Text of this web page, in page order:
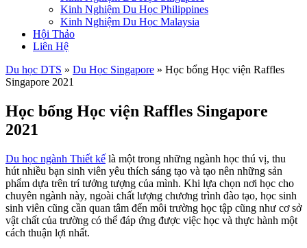
Kinh Nghiệm Du Học Philippines
Kinh Nghiệm Du Học Malaysia
Hội Thảo
Liên Hệ
Du học DTS » Du Học Singapore » Học bổng Học viện Raffles
Singapore 2021
Học bổng Học viện Raffles Singapore
2021
Du học ngành Thiết kế là một trong những ngành học thú vị, thu
hút nhiều bạn sinh viên yêu thích sáng tạo và tạo nên những sản
phẩm dựa trên trí tưởng tượng của mình. Khi lựa chọn nơi học cho
chuyên ngành này, ngoài chất lượng chương trình đào tạo, học sinh
sinh viên cũng cần quan tâm đến môi trường học tập cũng như cơ sở
vật chất của trường có thể đáp ứng được việc học và thực hành một
cách thuận lợi nhất.